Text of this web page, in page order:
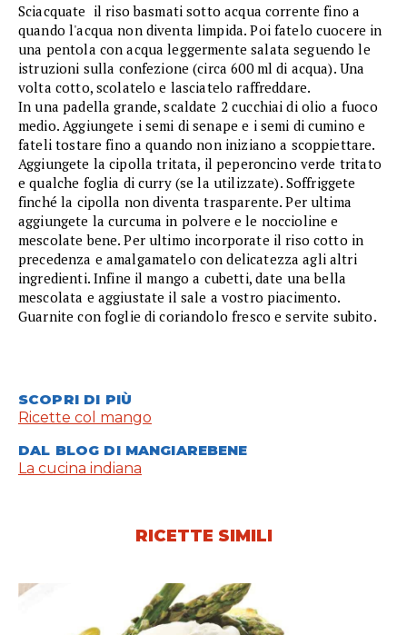
Sciacquate il riso basmati sotto acqua corrente fino a
quando l'acqua non diventa limpida. Poi fatelo cuocere in
una pentola con acqua leggermente salata seguendo le
istruzioni sulla confezione (circa 600 ml di acqua). Una
volta cotto, scolatelo e lasciatelo raffreddare.
In una padella grande, scaldate 2 cucchiai di olio a fuoco
medio. Aggiungete i semi di senape e i semi di cumino e
fateli tostare fino a quando non iniziano a scoppiettare.
Aggiungete la cipolla tritata, il peperoncino verde tritato
e qualche foglia di curry (se la utilizzate). Soffriggete
finché la cipolla non diventa trasparente. Per ultima
aggiungete la curcuma in polvere e le noccioline e
mescolate bene. Per ultimo incorporate il riso cotto in
precedenza e amalgamatelo con delicatezza agli altri
ingredienti. Infine il mango a cubetti, date una bella
mescolata e aggiustate il sale a vostro piacimento.
Guarnite con foglie di coriandolo fresco e servite subito.
SCOPRI DI PIÙ
Ricette col mango
DAL BLOG DI MANGIAREBENE
La cucina indiana
RICETTE SIMILI